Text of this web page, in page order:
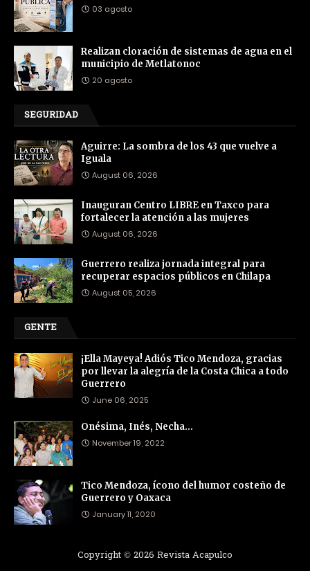
03 agosto
Realizan cloración de sistemas de agua en el
municipio de Metlatonoc
20 agosto
SEGURIDAD
Aguirre: La sombra de los 43 que vuelve a
Iguala
August 06, 2026
Inauguran Centro LIBRE en Taxco para
fortalecer la atención a las mujeres
August 06, 2026
Guerrero realiza jornada integral para
recuperar espacios públicos en Chilapa
August 05, 2026
GENTE
¡Ella Mayeya! Adiós Tico Mendoza, gracias
por llevar la alegría de la Costa Chica a todo
Guerrero
June 06, 2025
Onésima, Inés, Necha…
November 19, 2022
Tico Mendoza, ícono del humor costeño de
Guerrero y Oaxaca
January 11, 2020
Copyright © 2026 Revista Acapulco